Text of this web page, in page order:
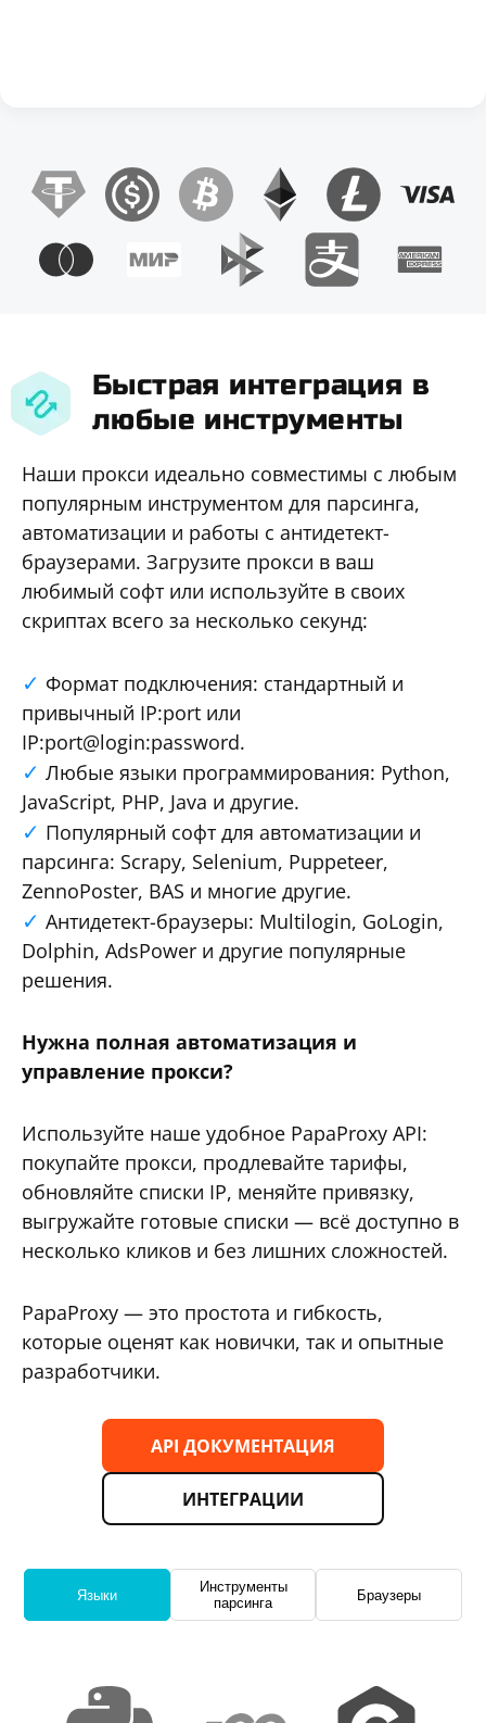
Быстрая интеграция в
любые инструменты
Наши прокси идеально совместимы с любым
популярным инструментом для парсинга,
автоматизации и работы с антидетект-
браузерами. Загрузите прокси в ваш
любимый софт или используйте в своих
скриптах всего за несколько секунд:
Формат подключения: стандартный и
привычный IP:port или
IP:port@login:password.
Любые языки программирования: Python,
JavaScript, PHP, Java и другие.
Популярный софт для автоматизации и
парсинга: Scrapy, Selenium, Puppeteer,
ZennoPoster, BAS и многие другие.
Антидетект-браузеры: Multilogin, GoLogin,
Dolphin, AdsPower и другие популярные
решения.
Нужна полная автоматизация и
управление прокси?
Используйте наше удобное PapaProxy API:
покупайте прокси, продлевайте тарифы,
обновляйте списки IP, меняйте привязку,
выгружайте готовые списки — всё доступно в
несколько кликов и без лишних сложностей.
PapaProxy — это простота и гибкость,
которые оценят как новички, так и опытные
разработчики.
API ДОКУМЕНТАЦИЯ
ИНТЕГРАЦИИ
Языки
Инструменты
парсинга
Браузеры